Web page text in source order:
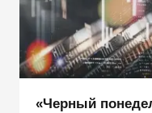
«Черный